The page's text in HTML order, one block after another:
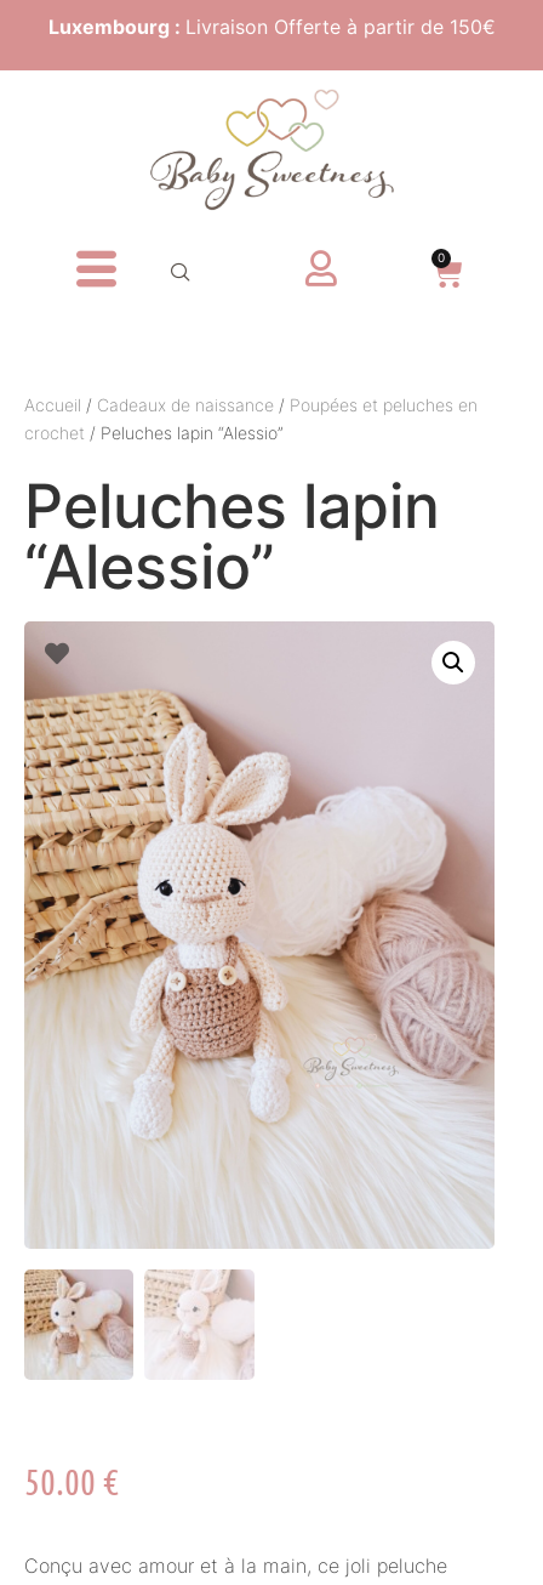
Luxembourg : Livraison Offerte à partir de 150€
0
Accueil / Cadeaux de naissance / Poupées et peluches en
crochet / Peluches lapin “Alessio”
Peluches lapin
“Alessio”
50.00 €
Conçu avec amour et à la main, ce joli peluche